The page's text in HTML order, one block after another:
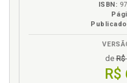
ISBN:
deR$
R$